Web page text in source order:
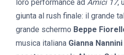
loro performance ad Amici 17,
giunta al rush finale: il grande
grande schermo Beppe
musica italiana Gianna Nannini